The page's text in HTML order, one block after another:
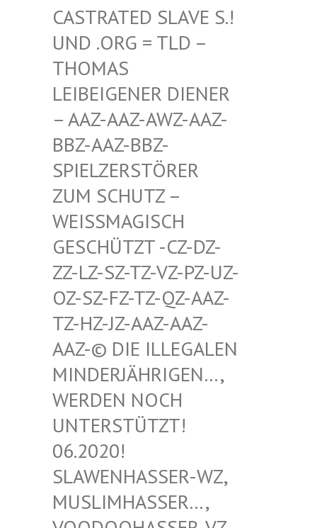
STRATED SLAVE S.! UN
D .ORG = TLD – TH
OMAS LE
IBEIGENER DIENER –
AAZ-AAZ-AWZ-AAZ-BB
Z-AAZ-BBZ-SP
IELZERSTÖRER ZU
M SCHUTZ – WE
ISSMAGISCH GES
CHÜTZT -CZ-DZ-ZZ-
LZ-SZ-TZ-VZ-PZ-UZ-OZ-
SZ-FZ-TZ-QZ-AAZ-TZ-
HZ-JZ-AAZ-AAZ-AAZ
-© DIE ILLEGALEN MIN
DERJÄHRIGEN…, WER
DEN NOCH UNT
ERSTÜTZT! 06.
2020! SLA
WENHASSER-WZ, MUS
LIMHASSER…, VOO